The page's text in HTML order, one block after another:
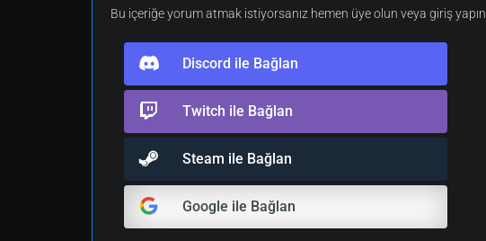
Bu içeriğe yorum atmak istiyorsanız hemen üye olun veya giriş yapın.
Discord ile Bağlan
Twitch ile Bağlan
Steam ile Bağlan
Google ile Bağlan